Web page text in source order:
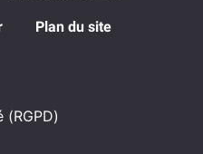
Plan du site